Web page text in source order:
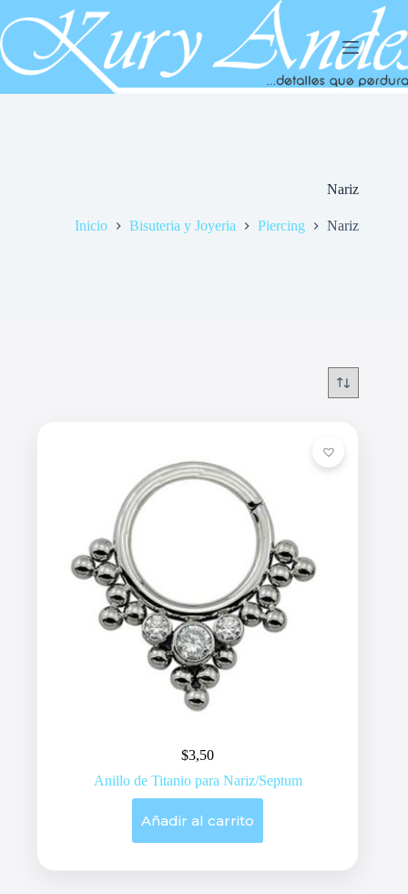
al
contenido
Nariz
Inicio Bisuteria y Joyeria Piercing Nariz
$3,50
Anillo de Titanio para Nariz/Septum
Añadir al carrito